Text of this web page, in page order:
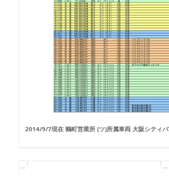
2014/9/7現在 鶴町営業所 (ツ)所属車両 大阪シティ